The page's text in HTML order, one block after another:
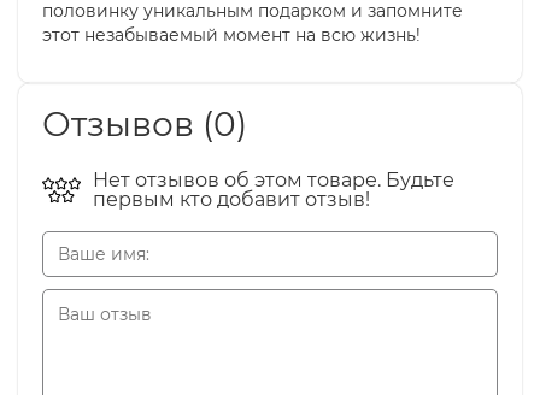
половинку уникальным подарком и запомните
этот незабываемый момент на всю жизнь!
Отзывов (0)
Нет отзывов об этом товаре. Будьте
первым кто добавит отзыв!